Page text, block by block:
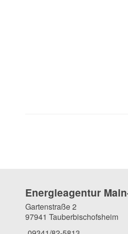
Energieagentur
Gartenstraße 2
97941 Tauberbischofsheim